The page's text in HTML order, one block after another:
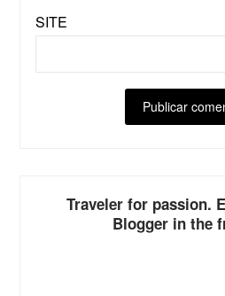
SITE
Traveler for passion.
Blogger in the